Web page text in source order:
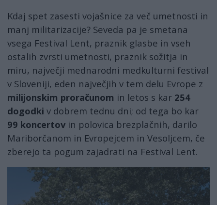
Kdaj spet zasesti vojašnice za več umetnosti in
manj militarizacije? Seveda pa je smetana
vsega Festival Lent, praznik glasbe in vseh
ostalih zvrsti umetnosti, praznik sožitja in
miru, največji mednarodni medkulturni festival
v Sloveniji, eden največjih v tem delu Evrope z
milijonskim proračunom in letos s kar 254
dogodki v dobrem tednu dni; od tega bo kar
99 koncertov in polovica brezplačnih, darilo
Mariborčanom in Evropejcem in Vesoljcem, če
zberejo ta pogum zajadrati na Festival Lent.
lent2.jpg